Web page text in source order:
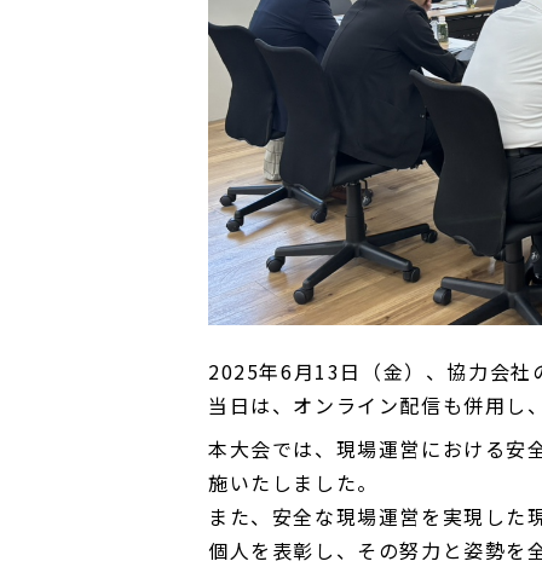
2025年6月13日（金）、協力会社
当日は、オンライン配信も併用し
本大会では、現場運営における安
施いたしました。
また、安全な現場運営を実現した
個人を表彰し、その努力と姿勢を